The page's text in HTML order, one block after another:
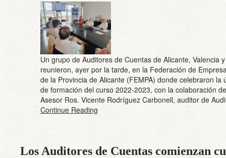
Un grupo de Auditores de Cuentas de Alicante, Valencia
reunieron, ayer por la tarde, en la Federación de
de la Provincia de Alicante (FEMPA) donde celebraron la
de formación del curso 2022-2023, con la colaboración
Asesor Ros. Vicente Rodríguez Carbonell, auditor de
Continue Reading
Los Auditores de Cuentas comienzan